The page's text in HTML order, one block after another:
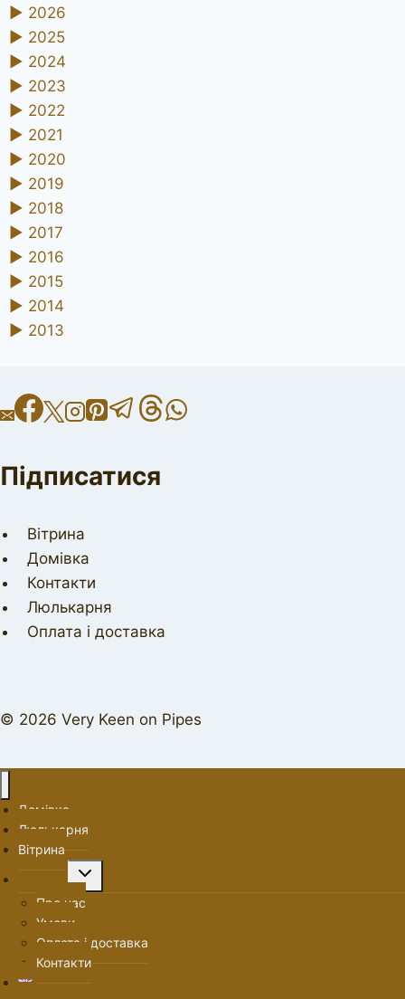
► 2026
► 2025
► 2024
► 2023
► 2022
► 2021
► 2020
► 2019
► 2018
► 2017
► 2016
► 2015
► 2014
► 2013
Підписатися
Вітрина
Домівка
Контакти
Люлькарня
Оплата і доставка
© 2026 Very Keen on Pipes
Домівка
Люлькарня
Вітрина
Перемкнути
меню
нащадка
Про нас
Умови
Оплата і доставка
Контакти